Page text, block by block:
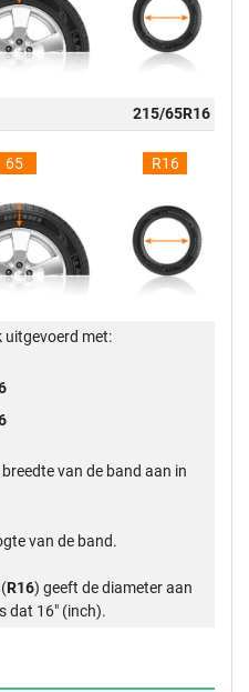
215/65R16
65 R16
uitgevoerd met:
van de band aan in
van de band.
R16) geeft de diameter aan
dat 16" (inch).